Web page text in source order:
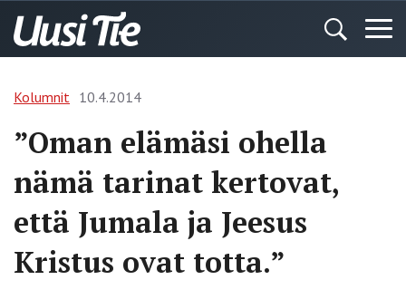
Kolumnit 10.4.2014
”Oman elämäsi ohella
nämä tarinat kertovat,
että Jumala ja Jeesus
Kristus ovat totta.”